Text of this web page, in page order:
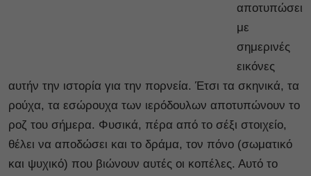
αποτυπώσει
με
σημερινές
εικόνες
αυτήν την ιστορία για την πορνεία. Έτσι τα σκηνικά, τα
ρούχα, τα εσώρουχα των ιερόδουλων αποτυπώνουν το
ροζ του σήμερα. Φυσικά, πέρα από το σέξι στοιχείο,
θέλει να αποδώσει και το δράμα, τον πόνο (σωματικό
και ψυχικό) που βιώνουν αυτές οι κοπέλες. Αυτό το